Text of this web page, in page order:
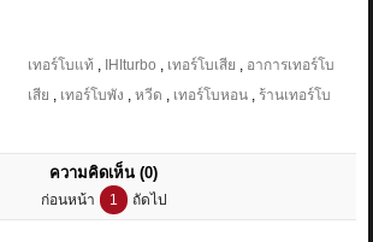
เทอร์โบแท้ , IHIturbo , เทอร์โบเสีย , อาการเทอร์โบ
เสีย , เทอร์โบพัง ,หวีด , เทอร์โบหอน , ร้านเทอร์โบ
ความคิดเห็น (0)
ก่อนหน้า 1 ถัดไป